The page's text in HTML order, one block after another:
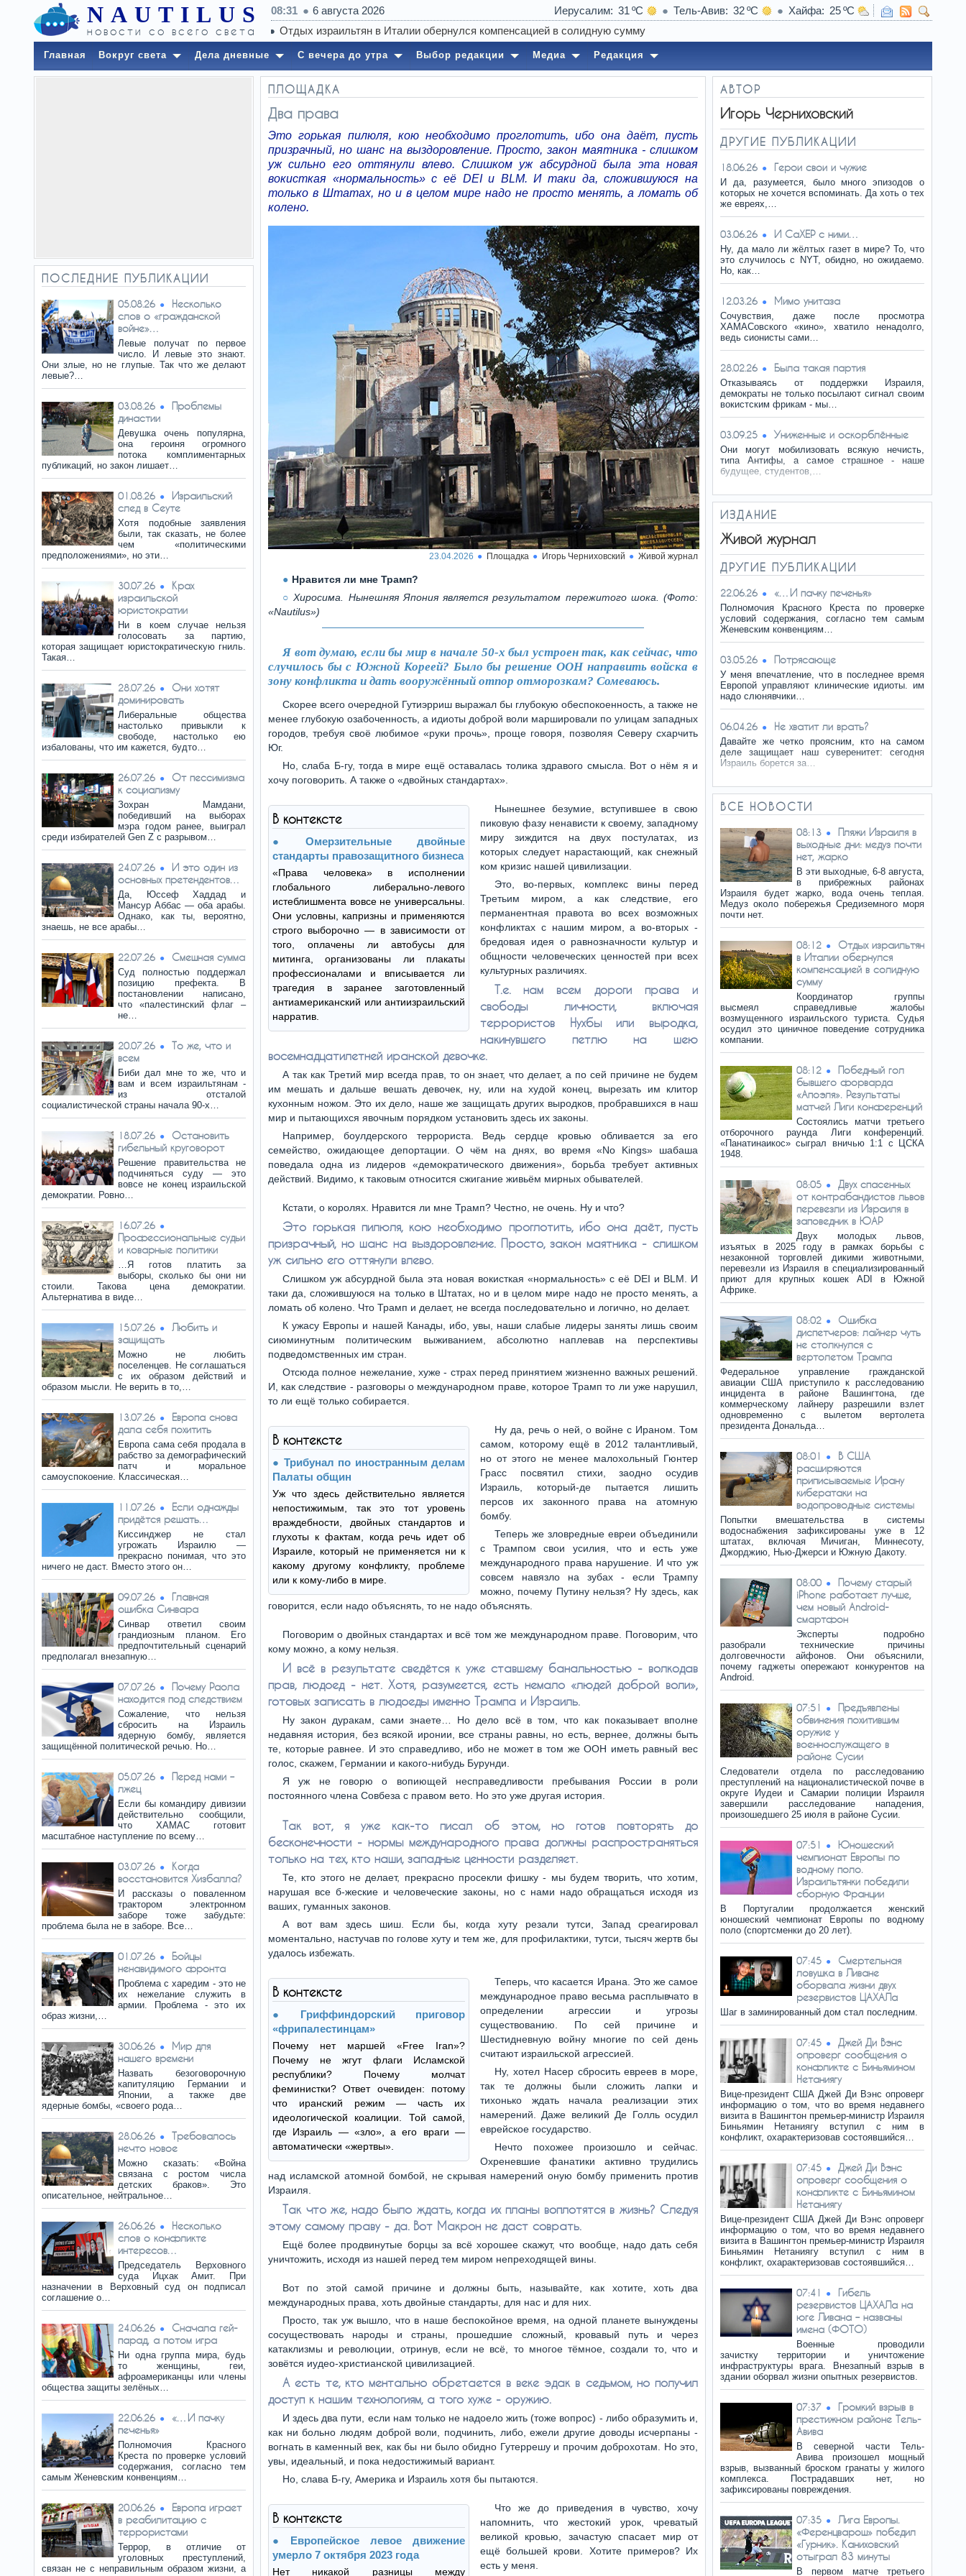
NAUTILUS
новости со всего света
08:31 6 августа 2026 Иерусалим 31 Тель-Авив 32 Хайфа
25
Главная Вокруг света Дела дневные С вечера до утра Выбор редакции Медиа Редакция
ПОСЛЕДНИЕ ПУБЛИКАЦИИ
05.08.26
Несколько
слов о «гражданской
войне»…
Левые получат по первое
число. И левые это знают.
Они злые, но не глупые. Так что же делают
левые?…
03.08.26
Проблемы
династии
Девушка очень популярна,
она героиня огромного
потока комплиментарных
публикаций, но закон лишает…
01.08.26
Израильский
след в Сеуте
Хотя подобные заявления
были, так сказать, не более
чем «политическими
предположениями», но эти…
30.07.26
Крах
израильской
юристократии
Ни в коем случае нельзя
голосовать за партию,
которая защищает юристократическую гниль.
Такая…
28.07.26
Они хотят
доминировать
Либеральные общества
настолько привыкли к
свободе, настолько ею
избалованы, что им кажется, будто…
26.07.26
От пессимизма
к социализму
Зохран Мамдани,
победивший на выборах
мэра годом ранее, выиграл
среди избирателей Gen Z с разрывом…
24.07.26
И это один из
основных претендентов…
Да, Юссеф Хаддад и
Мансур Аббас — оба арабы.
Однако, как ты, вероятно,
знаешь, не все арабы…
22.07.26 Смешная сумма
Суд полностью поддержал
позицию префекта. В
постановлении написано,
что «палестинский флаг –
не…
20.07.26
То же, что и
всем
Биби дал мне то же, что и
вам и всем израильтянам -
из отсталой
социалистической страны начала 90-х…
18.07.26
Остановить
гибельный круговорот
Решение правительства не
подчиняться суду — это
вовсе не конец израильской
демократии. Ровно…
16.07.26
Профессиональные судьи
и коварные политики
…Я готов платить за
выборы, сколько бы они ни
стоили. Такова цена демократии.
Альтернатива в виде…
15.07.26
Любить и
защищать
Можно не любить
поселенцев. Не соглашаться
с их образом действий и
образом мысли. Не верить в то,…
13.07.26
Европа снова
дала себя похитить
Европа сама себя продала в
рабство за демографический
патч и моральное
самоуспокоение. Классическая…
11.07.26
Если однажды
придётся решать…
Киссинджер не стал
угрожать Израилю —
прекрасно понимая, что это
ничего не даст. Вместо этого он…
09.07.26
Главная
ошибка Синвара
Синвар ответил своим
грандиозным планом. Его
предпочтительный сценарий
предполагал внезапную…
07.07.26
Почему Раола
находится под следствием
Сожаление, что нельзя
сбросить на Израиль
ядерную бомбу, является
защищённой политической речью. Но…
05.07.26
Перед нами –
лжец
Если бы командиру дивизии
действительно сообщили,
что ХАМАС готовит
масштабное наступление по всему…
03.07.26
Когда
восстановится Хизбалла?
И рассказы о поваленном
трактором электронном
заборе тоже забудьте:
проблема была не в заборе. Все…
01.07.26
Бойцы
ненавидимого фронта
Проблема с харедим - это не
их нежелание служить в
армии. Проблема - это их
образ жизни,…
30.06.26
Мир для
нашего времени
Назвать безоговорочную
капитуляцию Германии и
Японии, а также две
ядерные бомбы, «своего рода…
28.06.26
Требовалось
нечто новое
Можно сказать: «Война
связана с ростом числа
детских браков». Это
описательное, нейтральное…
26.06.26
Несколько
слов о конфликте
интересов…
Председатель Верховного
суда Ицхак Амит. При
назначении в Верховный суд он подписал
соглашение о…
24.06.26
Сначала гей-
парад, а потом игра
Ни одна группа мира, будь
то женщины, геи,
афроамериканцы или члены
общества защиты зелёных…
22.06.26
«…И пачку
печенья»
Полномочия Красного
Креста по проверке условий
содержания, согласно тем
самым Женевским конвенциям…
20.06.26
Европа играет
в реабилитацию с
террористами
Террор, в отличие от
уголовных преступлений,
связан не с неправильным образом жизни, а
ПЛОЩАДКА
Два права
Это горькая пилюля, кою необходимо проглотить, ибо она даёт, пусть
призрачный, но шанс на выздоровление. Просто, закон маятника - слишком
уж сильно его оттянули влево. Слишком уж абсурдной была эта новая
вокисткая «нормальность» с её DEI и BLM. И таки да, сложившуюся на
только в Штатах, но и в целом мире надо не просто менять, а ломать об
колено.
23.04.2026 Площадка Игорь Черниховский Живой журнал
Нравится ли мне Трамп?
Хиросима. Нынешняя Япония является результатом пережитого шока. (Фото:
«Nautilus»)
Я вот думаю, если бы мир в начале 50-х был устроен так, как сейчас, что
случилось бы с Южной Кореей? Было бы решение ООН направить войска в
зону конфликта и дать вооружённый отпор отморозкам? Сомеваюсь.
Скорее всего очередной Гутиэрриш выражал бы глубокую обеспокоенность, а также не
менее глубокую озабоченность, а идиоты доброй воли маршировали по улицам западных
городов, требуя своё любимое «руки прочь», проще говоря, позволяя Северу схарчить
Юг.
Но, слаба Б-гу, тогда в мире ещё оставалась толика здравого смысла. Вот о нём я и
хочу поговорить. А также о «двойных стандартах».
В контексте
Омерзительные двойные
стандарты правозащитного бизнеса
«Права человека» в исполнении
глобального либерально-левого
истеблишмента вовсе не универсальны.
Они условны, капризны и применяются
строго выборочно — в зависимости от
того, оплачены ли автобусы для
митинга, организованы ли плакаты
профессионалами и вписывается ли
трагедия в заранее заготовленный
антиамериканский или антиизраильский
нарратив.
Нынешнее безумие, вступившее в свою
пиковую фазу ненависти к своему, западному
миру зиждится на двух постулатах, из
которых следует нарастающий, как снежный
ком кризис нашей цивилизации.
Это, во-первых, комплекс вины перед
Третьим миром, а как следствие, его
перманентная правота во всех возможных
конфликтах с нашим миром, а во-вторых -
бредовая идея о равнозначности культур и
общности человеческих ценностей при всех
культурных различиях.
Т.е. нам всем дороги права и
свободы личности, включая
террористов Нухбы или выродка,
накинувшего петлю на шею
восемнадцатилетней иранской девочке.
А так как Третий мир всегда прав, то он знает, что делает, а по сей причине не будем
им мешать и дальше вешать девочек, ну, или на худой конец, вырезать им клитор
кухонным ножом. Это их дело, наше же защищать других выродков, пробравшихся в наш
мир и пытающихся явочным порядком установить здесь их законы.
Например, боулдерского террориста. Ведь сердце кровью обливается за его
семейство, ожидающее депортации. О чём на днях, во время «No Kings» шабаша
поведала одна из лидеров «демократического движения», борьба требует активных
действий. Видимо, к таковым относится сжигание живьём мирных обывателей.
Кстати, о королях. Нравится ли мне Трамп? Честно, не очень. Ну и что?
Это горькая пилюля, кою необходимо проглотить, ибо она даёт, пусть
призрачный, но шанс на выздоровление. Просто, закон маятника - слишком
уж сильно его оттянули влево.
Слишком уж абсурдной была эта новая вокисткая «нормальность» с её DEI и BLM. И
таки да, сложившуюся на только в Штатах, но и в целом мире надо не просто менять, а
ломать об колено. Что Трамп и делает, не всегда последовательно и логично, но делает.
К ужасу Европы и нашей Канады, ибо, увы, наши слабые лидеры заняты лишь своим
сиюминутным политическим выживанием, абсолютно наплевав на перспективы
подведомственных им стран.
Отсюда полное нежелание, хуже - страх перед принятием жизненно важных решений.
И, как следствие - разговоры о международном праве, которое Трамп то ли уже нарушил,
то ли ещё только собирается.
В контексте
Трибунал по иностранным делам
Палаты общин
Уж что здесь действительно является
непостижимым, так это тот уровень
враждебности, двойных стандартов и
глухоты к фактам, когда речь идет об
Израиле, который не применяется ни к
какому другому конфликту, проблеме
или к кому-либо в мире.
Ну да, речь о ней, о войне с Ираном. Том
самом, которому ещё в 2012 талантливый,
но от этого не менее малохольный Гюнтер
Грасс посвятил стихи, заодно осудив
Израиль, который-де пытается лишить
персов их законного права на атомную
бомбу.
Теперь же зловредные евреи объединили
с Трампом свои усилия, что и есть уже
международного права нарушение. И что уж
совсем навязло на зубах - если Трампу
можно, почему Путину нельзя? Ну здесь, как
говорится, если надо объяснять, то не надо объяснять.
Поговорим о двойных стандартах и всё том же международном праве. Поговорим, что
кому можно, а кому нельзя.
И всё в результате сведётся к уже ставшему банальностью - волкодав
прав, людоед - нет. Хотя, разумеется, есть немало «людей доброй воли»,
готовых записать в людоеды именно Трампа и Израиль.
Ну закон дуракам, сами знаете… Но дело всё в том, что как показывает вполне
недавняя история, без всякой иронии, все страны равны, но есть, вернее, должны быть
те, которые равнее. И это справедливо, ибо не может в том же ООН иметь равный вес
голос, скажем, Германии и какого-нибудь Бурунди.
Я уж не говорю о вопиющей несправедливости пребывания России в роли
постоянного члена Совбеза с правом вето. Но это уже другая история.
Так вот, я уже как-то писал об этом, но готов повторять до
бесконечности - нормы международного права должны распространяться
только на тех, кто наши, западные ценности разделяет.
Те, кто этого не делает, прекрасно просекли фишку - мы будем творить, что хотим,
нарушая все б-жеские и человеческие законы, но с нами надо обращаться исходя из
ваших, гуманных законов.
А вот вам здесь шиш. Если бы, когда хуту резали тутси, Запад среагировал
моментально, настучав по голове хуту и тем же, для профилактики, тутси, тысяч жертв бы
удалось избежать.
В контексте
Гриффиндорский приговор
«фрипалестинцам»
Почему нет маршей «Free Iran»?
Почему не жгут флаги Исламской
республики? Почему молчат
феминистки? Ответ очевиден: потому
что иранский режим — часть их
идеологической коалиции. Той самой,
где Израиль — «зло», а его враги —
автоматически «жертвы».
Теперь, что касается Ирана. Это же самое
международное право весьма расплывчато в
определении агрессии и угрозы
существованию. По сей причине и
Шестидневную войну многие по сей день
считают израильской агрессией.
Ну, хотел Насер сбросить евреев в море,
так те должны были сложить лапки и
тихонько ждать начала реализации этих
намерений. Даже великий Де Голль осудил
еврейское государство.
Нечто похожее произошло и сейчас.
Охреневшие фанатики активно трудились
над исламской атомной бомбой, не скрывая намерений оную бомбу применить против
Израиля.
Так что же, надо было ждать, когда их планы воплотятся в жизнь? Следуя
этому самому праву - да. Вот Макрон не даст соврать.
Ещё более продвинутые борцы за всё хорошее скажут, что вообще, надо дать себя
уничтожить, исходя из нашей перед тем миром непреходящей вины.
Вот по этой самой причине и должны быть, называйте, как хотите, хоть два
международных права, хоть двойные стандарты, для нас и для них.
Просто, так уж вышло, что в наше беспокойное время, на одной планете вынуждены
сосуществовать народы и страны, прошедшие сложный, кровавый путь и через
катаклизмы и революции, отринув, если не всё, то многое тёмное, создали то, что и
зовётся иудео-христианской цивилизацией.
А есть те, кто ментально обретается в веке эдак в седьмом, но получил
доступ к нашим технологиям, а того хуже - оружию.
И здесь два пути, если нам только не надоело жить (тоже вопрос) - либо образумить и,
как ни больно людям доброй воли, подчинить, либо, ежели другие доводы исчерпаны -
вогнать в каменный век, как бы ни было обидно Гутеррешу и прочим доброхотам. Но это,
увы, идеальный, и пока недостижимый вариант.
Но, слава Б-гу, Америка и Израиль хотя бы пытаются.
В контексте
Европейское левое движение
умерло 7 октября 2023 года
Нет никакой разницы между
Что же до приведения в чувство, хочу
напомнить, что жестокий урок, чреватый
великой кровью, зачастую спасает мир от
ещё большей крови. Хотите примеров? Их
есть у меня.
АВТОР
Игорь Черниховский
ДРУГИЕ ПУБЛИКАЦИИ
18.06.26 Герои свои и чужие
И да, разумеется, было много эпизодов о
которых не хочется вспоминать. Да хоть о тех
же евреях,…
03.06.26 И СаХЕР с ними…
Ну, да мало ли жёлтых газет в мире? То, что
это случилось с NYT, обидно, но ожидаемо.
Но, как…
12.03.26 Мимо унитаза
Сочувствия, даже после просмотра
ХАМАСовского «кино», хватило ненадолго,
ведь сионисты сами…
28.02.26 Была такая партия
Отказываясь от поддержки Израиля,
демократы не только посылают сигнал своим
вокистским фрикам - мы…
03.09.25 Униженные и оскорблённые
Они могут мобилизовать всякую нечисть,
типа Антифы, а самое страшное - наше
будущее, студентов,…
ИЗДАНИЕ
Живой журнал
ДРУГИЕ ПУБЛИКАЦИИ
22.06.26 «…И пачку печенья»
Полномочия Красного Креста по проверке
условий содержания, согласно тем самым
Женевским конвенциям…
03.05.26 Потрясающе
У меня впечатление, что в последнее время
Европой управляют клинические идиоты. им
надо слюнявчики…
06.04.26 Не хватит ли врать?
Давайте же четко проясним, кто на самом
деле защищает наш суверенитет: сегодня
Израиль борется за…
ВСЕ НОВОСТИ
08:13
Пляжи Израиля в
выходные дни: медуз почти
нет, жарко
В эти выходные, 6-8 августа,
в прибрежных районах
Израиля будет жарко, вода очень теплая.
Медуз около побережья Средиземного моря
почти нет.
08:12
Отдых израильтян
в Италии обернулся
компенсацией в солидную
сумму
Координатор группы
высмеял справедливые жалобы
возмущенного израильского туриста. Судья
осудил это циничное поведение сотрудника
компании.
08:12
Победный гол
бывшего форварда
«Апоэля». Результаты
матчей Лиги конференций
Состоялись матчи третьего
отборочного раунда Лиги конференций.
«Панатинаикос» сыграл вничью 1:1 с ЦСКА
1948.
08:05
Двух спасенных
от контрабандистов львов
перевезли из Израиля в
заповедник в ЮАР
Двух молодых львов,
изъятых в 2025 году в рамках борьбы с
незаконной торговлей дикими животными,
перевезли из Израиля в специализированный
приют для крупных кошек ADI в Южной
Африке.
08:02
Ошибка
диспетчеров: лайнер чуть
не столкнулся с
вертолетом Трампа
Федеральное управление гражданской
авиации США приступило к расследованию
инцидента в районе Вашингтона, где
коммерческому лайнеру разрешили взлет
одновременно с вылетом вертолета
президента Дональда…
08:01
В США
расширяются
приписываемые Ирану
кибератаки на
водопроводные системы
Попытки вмешательства в системы
водоснабжения зафиксированы уже в 12
штатах, включая Мичиган, Миннесоту,
Джорджию, Нью-Джерси и Южную Дакоту.
08:00
Почему старый
iPhone работает лучше,
чем новый Android-
смартфон
Эксперты подробно
разобрали технические причины
долговечности айфонов. Они объяснили,
почему гаджеты опережают конкурентов на
Android.
07:51
Предъявлены
обвинения похитившим
оружие у
военнослужащего в
районе Сусии
Следователи отдела по расследованию
преступлений на националистической почве в
округе Иудеи и Самарии полиции Израиля
завершили расследование нападения,
произошедшего 25 июля в районе Сусии.
07:51
Юношеский
чемпионат Европы по
водному поло.
Израильтянки победили
сборную Франции
В Португалии продолжается женский
юношеский чемпионат Европы по водному
поло (спортсменки до 20 лет).
07:45
Смертельная
ловушка в Ливане
оборвала жизни двух
резервистов ЦАХАЛа
Шаг в заминированный дом стал последним.
07:45
Джей Ди Вэнс
опроверг сообщения о
конфликте с Биньямином
Нетаниягу
Вице-президент США Джей Ди Вэнс опроверг
информацию о том, что во время недавнего
визита в Вашингтон премьер-министр Израиля
Биньямин Нетаниягу вступил с ним в
конфликт, охарактеризовав состоявшийся…
07:45
Джей Ди Вэнс
опроверг сообщения о
конфликте с Биньямином
Нетаниягу
Вице-президент США Джей Ди Вэнс опроверг
информацию о том, что во время недавнего
визита в Вашингтон премьер-министр Израиля
Биньямин Нетаниягу вступил с ним в
конфликт, охарактеризовав состоявшийся…
07:41
Гибель
резервистов ЦАХАЛа на
юге Ливана – названы
имена (ФОТО)
Военные проводили
зачистку территории и уничтожение
инфраструктуры врага. Внезапный взрыв в
здании оборвал жизни опытных резервистов.
07:37
Громкий взрыв в
престижном районе Тель-
Авива
В северной части Тель-
Авива произошел мощный
взрыв, вызванный броском гранаты у жилого
комплекса. Пострадавших нет, но
зафиксированы повреждения.
07:35
Лига Европы.
«Ференцварош» победил
«Гурник». Каниховский
отыграл 83 минуты
В первом матче третьего